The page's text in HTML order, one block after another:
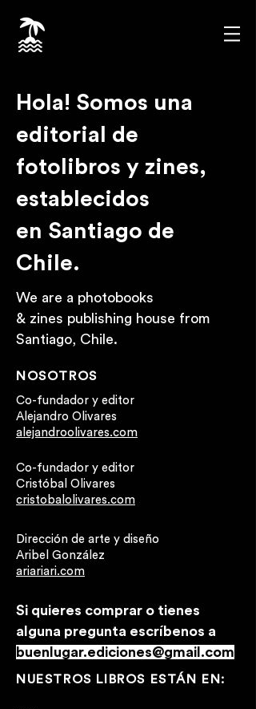
Hola! Somos una
editorial de
fotolibros y zines,
establecidos
en Santiago de
Chile.
We are a photobooks
& zines publishing house from
Santiago, Chile.
NOSOTROS
Co-fundador y editor
Alejandro Olivares
alejandroolivares.com
Co-fundador y editor
Cristóbal Olivares
cristobalolivares.com
Dirección de arte y diseño
Aribel González
ariariari.com
Si quieres comprar o tienes
alguna pregunta escríbenos a
buenlugar.ediciones@gmail.com
NUESTROS LIBROS ESTÁN EN: